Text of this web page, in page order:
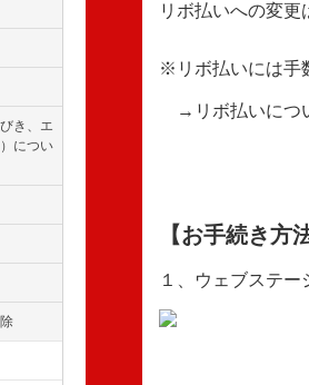
き、エ
につい
リボ払いへの変更
※リボ払いには手
→リボ払いにつ
【お手続き方
１、ウェブステー